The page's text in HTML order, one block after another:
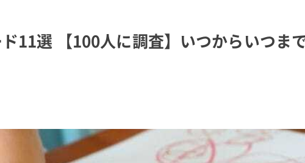
11選 【100人に調査】いつからいつま